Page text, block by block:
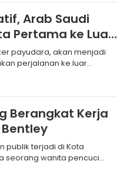
Arab Saudi
Pertama ke Luar
payudara, akan menjadi
perjalanan ke luar
Berangkat Kerja
publik terjadi di Kota
seorang wanita pencuci
tempat dia bekerja